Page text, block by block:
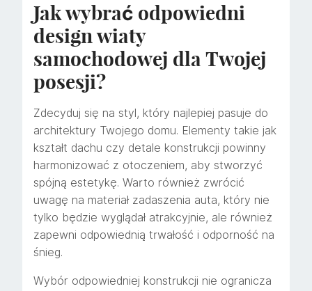
Jak wybrać odpowiedni
design wiaty
samochodowej dla Twojej
posesji?
Zdecyduj się na styl, który najlepiej pasuje do
architektury Twojego domu. Elementy takie jak
kształt dachu czy detale konstrukcji powinny
harmonizować z otoczeniem, aby stworzyć
spójną estetykę. Warto również zwrócić
uwagę na materiał zadaszenia auta, który nie
tylko będzie wyglądał atrakcyjnie, ale również
zapewni odpowiednią trwałość i odporność na
śnieg.
Wybór odpowiedniej konstrukcji nie ogranicza